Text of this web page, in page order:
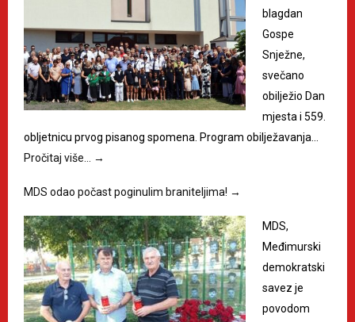
blagdan
Gospe
Snježne,
svečano
obilježio Dan
mjesta i 559.
obljetnicu prvog pisanog spomena. Program obilježavanja…
Pročitaj više…
→
MDS odao počast poginulim braniteljima! →
MDS,
Međimurski
demokratski
savez je
povodom